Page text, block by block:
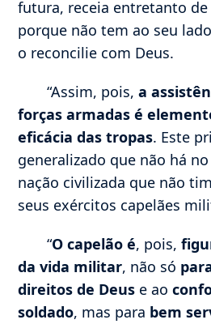
futura, receia entretanto
porque não tem ao seu
o reconcilie com Deus.
“Assim, pois,a
forças armadas é
eficácia das tropas. Este
generalizado que não há
nação civilizada que não
seus exércitos capelães
“O capelão é, pois,
da vida militar, não só
direitos de Deus e ao
soldado, mas para bem